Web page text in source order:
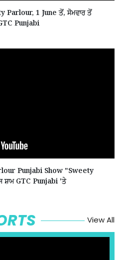
Parlour, 1 June ਤੋਂ, ਸੋਮਵਾਰ ਤੋਂ
Punjabi
Punjabi Show "Sweety
GTC Punjabi 'ਤੇ
View All